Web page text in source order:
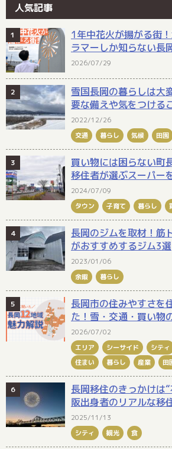
人気記事
1年中花火が揚がる街
ラマーしか知らない長
2026/07/29
雪国長岡の暮らしは大
要な備えや気をつける
2022/12/26
交通
暮らし 気候 田園
買い物には困らない町
移住者が選ぶスーパー
2024/07/09
タウン
子育て 暮らし
長岡のジムを取材！筋
がおすすめするジム3選
2023/01/06
余暇
暮らし
長岡市の住みやすさを
た！雪・交通・買い物
2026/07/02
エリア
シーサイド シティ
住まい
暮らし 産業 田
長岡移住のきっかけは
阪出身者のリアルな移
2025/11/13
シティ
観光 食